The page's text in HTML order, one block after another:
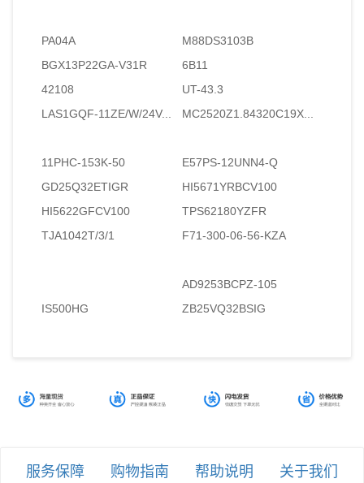
PA04A
M88DS3103B
BGX13P22GA-V31R
6B11
42108
UT-43.3
LAS1GQF-11ZE/W/24V...
MC2520Z1.84320C19X...
11PHC-153K-50
E57PS-12UNN4-Q
GD25Q32ETIGR
HI5671YRBCV100
HI5622GFCV100
TPS62180YZFR
TJA1042T/3/1
F71-300-06-56-KZA
AD9253BCPZ-105
IS500HG
ZB25VQ32BSIG
服务保障 购物指南 帮助说明 关于我们